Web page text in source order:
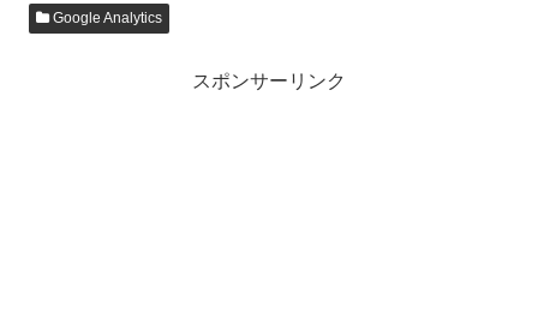
Google Analytics
スポンサーリンク